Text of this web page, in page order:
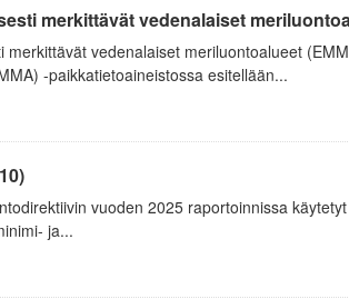
merkittävät vedenalaiset
merkittävät vedenalaiset meriluontoalueet
-paikkatietoaineistossa esitellään...
vuoden 2025 raportoinnissa
ja...